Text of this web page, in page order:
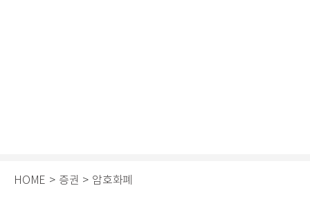
HOME > 증권 > 암호화폐